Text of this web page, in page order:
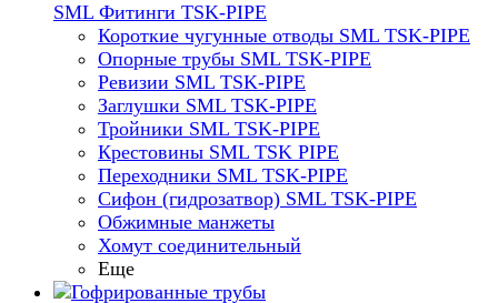
SML Фитинги TSK-PIPE
Короткие чугунные отводы SML TSK-PIPE
Опорные трубы SML TSK-PIPE
Ревизии SML TSK-PIPE
Заглушки SML TSK-PIPE
Тройники SML TSK-PIPE
Крестовины SML TSK PIPE
Переходники SML TSK-PIPE
Сифон (гидрозатвор) SML TSK-PIPE
Обжимные манжеты
Хомут соединительный
Еще